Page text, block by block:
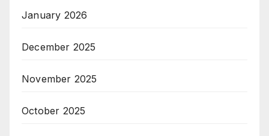
January 2026
December 2025
November 2025
October 2025